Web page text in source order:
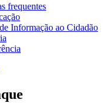
frequentes
Informação ao Cidadão